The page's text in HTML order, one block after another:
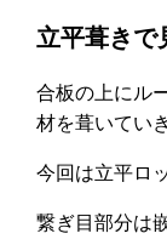
立平葺きで
合板の上にル
材を葺いてい
今回は立平ロ
繋ぎ目部分は